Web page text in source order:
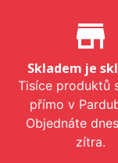
Proč store_mall_directory
Skladem je
Tisíce produktů
přímo v
Objednáte
zítra.